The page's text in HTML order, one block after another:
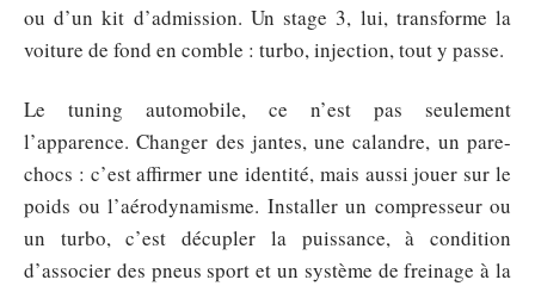
ou d’un kit d’admission. Un stage 3, lui, transforme la
voiture de fond en comble : turbo, injection, tout y passe.
Le tuning automobile, ce n’est pas seulement
l’apparence. Changer des jantes, une calandre, un pare-
chocs : c’est affirmer une identité, mais aussi jouer sur le
poids ou l’aérodynamisme. Installer un compresseur ou
un turbo, c’est décupler la puissance, à condition
d’associer des pneus sport et un système de freinage à la